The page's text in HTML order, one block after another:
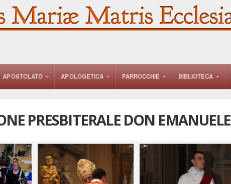
APOSTOLATO APOLOGETICA PARROCCHIE BIBLIOTECA
PRESBITERALE DON EMANUELE